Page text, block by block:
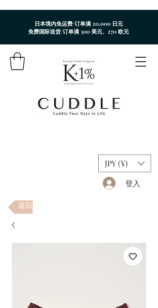
日本境内免运费/订单满 20,000 日元
免费国际送货/订单满 300 美元、270 欧元
JPY (¥)
登入
返回商店